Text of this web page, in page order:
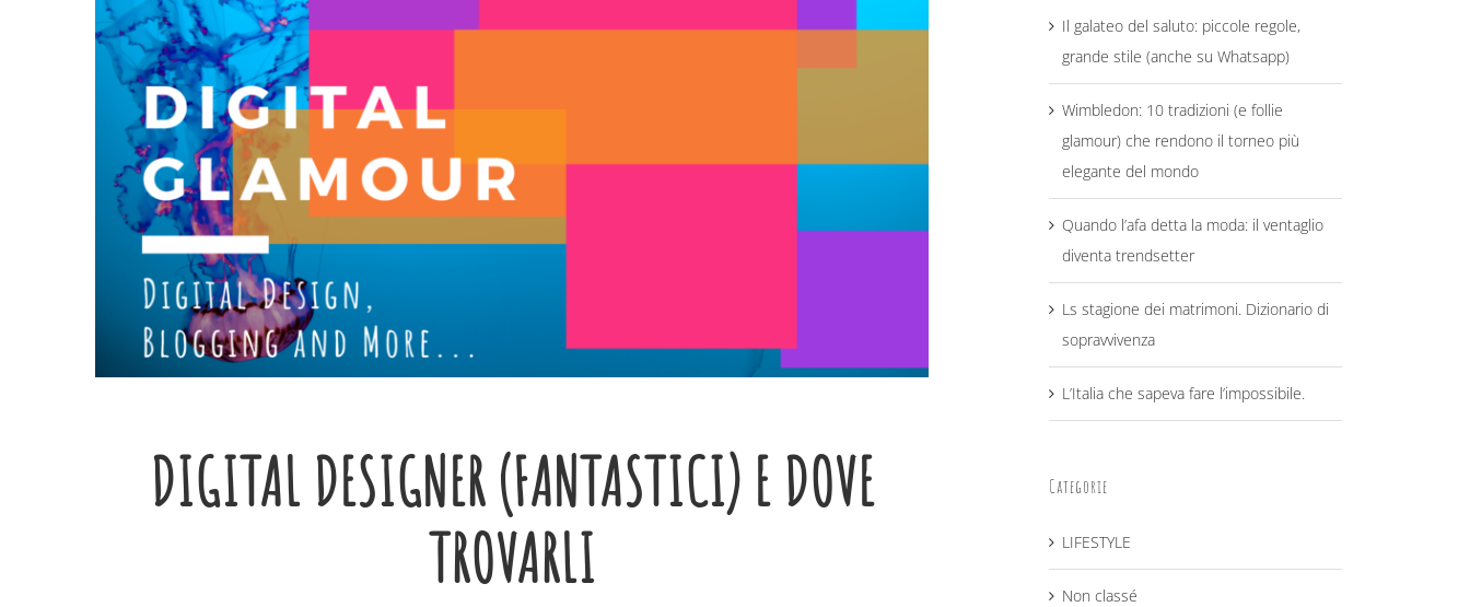
DIGITAL DESIGNER (FANTASTICI) E DOVE
TROVARLI
Il galateo del saluto: piccole regole,
grande stile (anche su Whatsapp)
Wimbledon: 10 tradizioni (e follie
glamour) che rendono il torneo più
elegante del mondo
Quando l’afa detta la moda: il ventaglio
diventa trendsetter
Ls stagione dei matrimoni. Dizionario di
sopravvivenza
L’Italia che sapeva fare l’impossibile.
Categorie
LIFESTYLE
Non classé